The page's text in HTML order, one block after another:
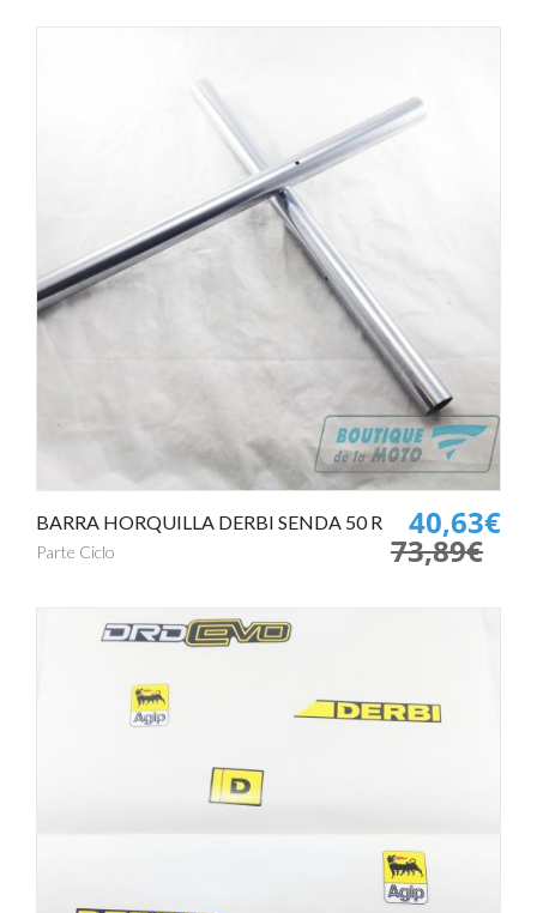
BARRA HORQUILLA DERBI SENDA 50 R
Parte Ciclo
40,63€
73,89€